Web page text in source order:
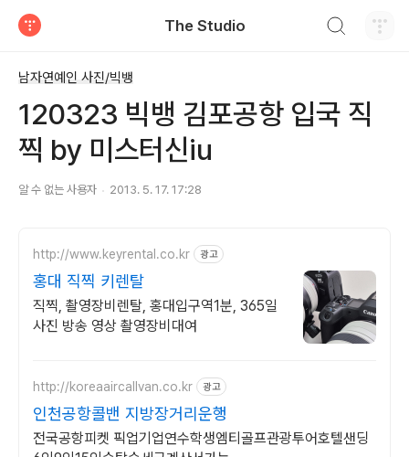
The Studio
남자연예인 사진/빅뱅
120323 빅뱅 김포공항 입국 직
찍 by 미스터신iu
알 수 없는 사용자 2013. 5. 17. 17:28
http://www.keyrental.co.kr 광고
홍대 직찍 키렌탈
직찍, 촬영장비렌탈, 홍대입구역1분, 365일
사진 방송 영상 촬영장비대여
http://koreaaircallvan.co.kr 광고
인천공항콜밴 지방장거리운행
전국공항피켓 픽업기업연수학생엠티골프관광투어호텔샌딩